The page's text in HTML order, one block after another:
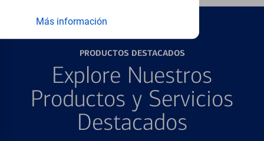
Más información
PRODUCTOS DESTACADOS
Explore Nuestros
Productos y Servicios
Destacados